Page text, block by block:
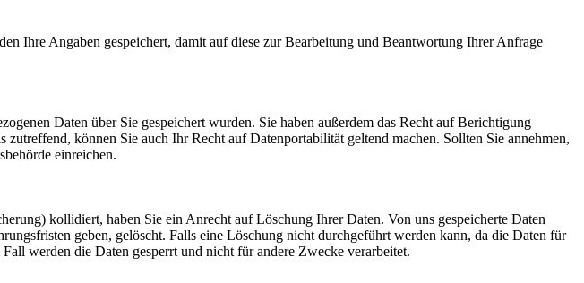
Ihre Angaben gespeichert, damit auf diese zur Bearbeitung und Beantwortung Ihrer Anfrage
Daten über Sie gespeichert wurden. Sie haben außerdem das Recht auf Berichtigung
können Sie auch Ihr Recht auf Datenportabilität geltend machen. Sollten Sie annehmen,
einreichen.
kollidiert, haben Sie ein Anrecht auf Löschung Ihrer Daten. Von uns gespeicherte Daten
geben, gelöscht. Falls eine Löschung nicht durchgeführt werden kann, da die Daten für
werden die Daten gesperrt und nicht für andere Zwecke verarbeitet.